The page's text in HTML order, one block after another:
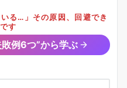
る…」その原因、回避でき
す
例6つ”から学ぶ